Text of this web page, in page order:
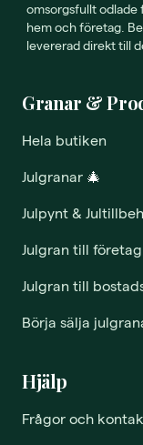
omsorgsfullt odlade
hem och företag.
levererad direkt till
Granar &
Hela butiken
Julgranar 🎄
Julpynt &
Julgran till företag
Julgran till
Börja sälja
Hjälp
Frågor och